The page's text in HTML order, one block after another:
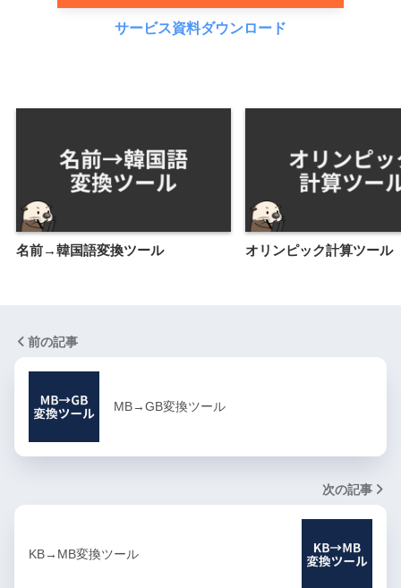
サービス資料ダウンロード
名前→韓国語変換ツール オリンピック計算ツール
前の記事
MB→GB変換ツール
次の記事
KB→MB変換ツール